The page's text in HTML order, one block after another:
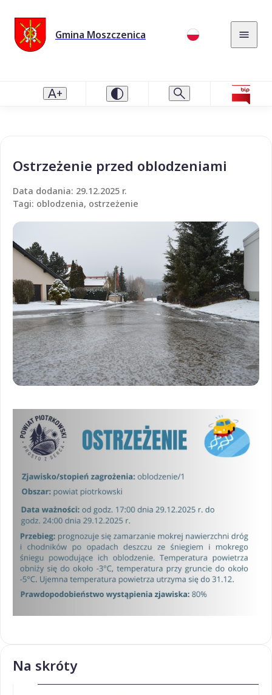
Gmina Moszczenica
Ostrzeżenie przed oblodzeniami
Data dodania: 29.12.2025 r.
Tagi: oblodzenia, ostrzeżenie
Na skróty